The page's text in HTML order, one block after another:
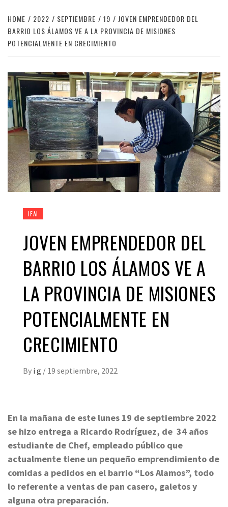
HOME 2022 SEPTIEMBRE 19
JOVEN EMPRENDEDOR DEL
BARRIO LOS ÁLAMOS VE A LA PROVINCIA DE MISIONES
POTENCIALMENTE EN CRECIMIENTO
IFAI
JOVEN EMPRENDEDOR DEL
BARRIO LOS ÁLAMOS VE A
LA PROVINCIA DE MISIONES
POTENCIALMENTE EN
CRECIMIENTO
By i g / 19 septiembre, 2022
En la mañana de este lunes 19 de septiembre 2022
se hizo entrega a Ricardo Rodríguez, de 34 años
estudiante de Chef, empleado público que
actualmente tiene un pequeño emprendimiento de
comidas a pedidos en el barrio “Los Alamos”, todo
lo referente a ventas de pan casero, galetos y
alguna otra preparación.